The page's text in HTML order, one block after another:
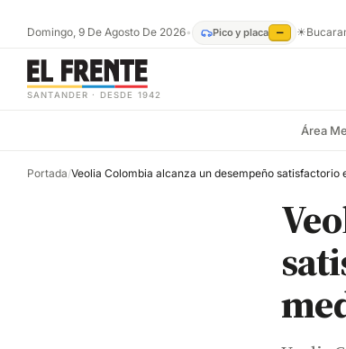
Domingo, 9 De Agosto De 2026• Pico y placa — ☀
SANTANDER · DESDE 1942
Área
Portada/